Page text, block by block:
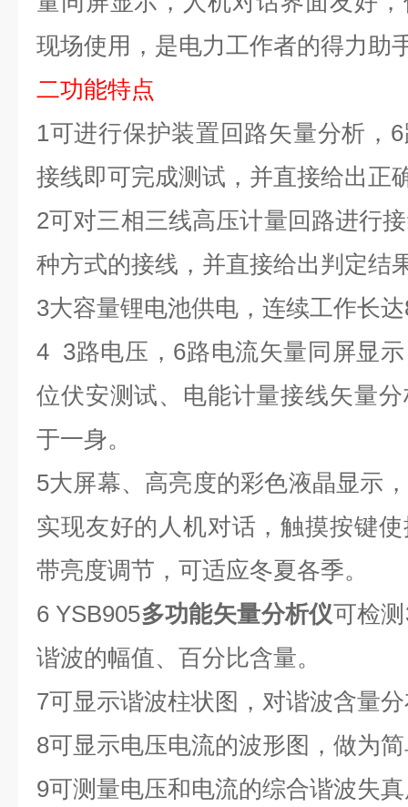
现场使用，是电力工作者的得力助
二功能特点
1可进行保护装置回路矢量分析， 6
接线即可完成测试，并直接给出正
2可对三相三线高压计量回路进行
种方式的接线，并直接给出判定结
3大容量锂电池供电，连续工作长达
4 3路电压， 6路电流矢量同屏显
位伏安测试、电能计量接线矢量
于一身。
5大屏幕、高亮度的彩色液晶显示
实现友好的人机对话，触摸按键
带亮度调节，可适应冬夏各季。
6 YSB905多功能矢量分析仪可检测
谐波的幅值、百分比含量。
7可显示谐波柱状图，对谐波含量
8可显示电压电流的波形图，做为
9可测量电压和电流的综合谐波失